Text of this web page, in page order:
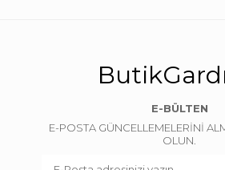
E-BÜLTEN
E-POSTA GÜNCELLEMELERİNİ
OLUN.